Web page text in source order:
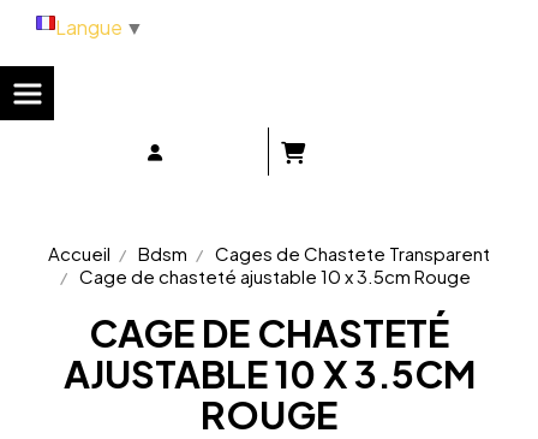
Accueil Bdsm
Cages de Chastete Transparent
Cage de chasteté ajustable 10 x 3.5cm Rouge
CAGE DE CHASTETÉ
AJUSTABLE 10 X 3.5CM
ROUGE
Langue ▼